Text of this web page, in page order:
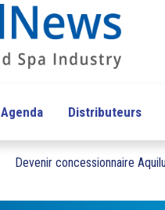
Agenda Distributeurs
Devenir concessionnaire